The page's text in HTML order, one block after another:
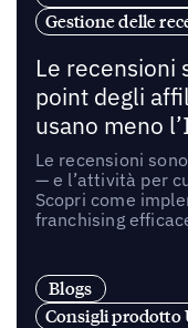
Gestione delle
Le recensioni
point degli
usano meno
Le recensioni
— e l’attività per
Scopri come
franchising
Blogs
Consigli prodotto